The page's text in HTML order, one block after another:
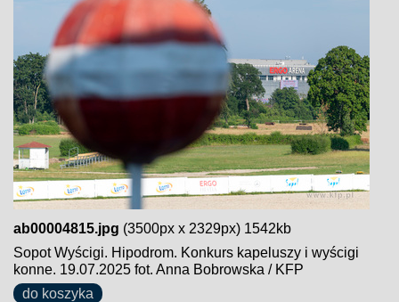
ab00004815.jpg (3500px x 2329px) 1542kb
Sopot Wyścigi. Hipodrom. Konkurs kapeluszy i wyścigi
konne. 19.07.2025 fot. Anna Bobrowska / KFP
do koszyka